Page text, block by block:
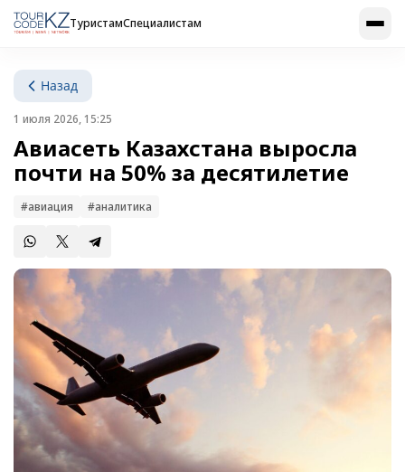
ТуристамСпециалистам
Назад
1 июля 2026, 15:25
Авиасеть Казахстана выросла
почти на 50% за десятилетие
#авиация #аналитика